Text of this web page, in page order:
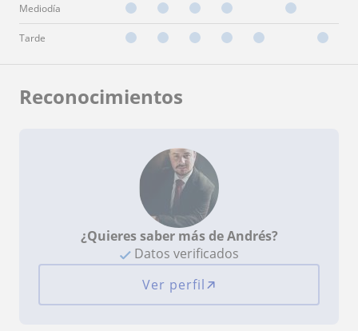
Mediodía
Tarde
Reconocimientos
¿Quieres saber más de Andrés?
Datos verificados
Ver perfil